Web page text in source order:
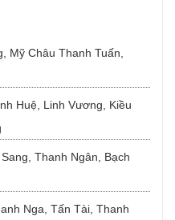
Mỹ Châu Thanh Tuấn,
Huệ, Linh Vương, Kiều
Thanh Ngân, Bạch
Nga, Tấn Tài, Thanh